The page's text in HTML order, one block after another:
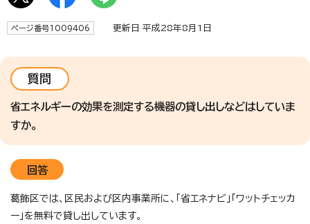
ページ番号1009406 更新日 平成28年8月1日
質問
省エネルギーの効果を測定する機器の貸し出しなどはしていま
すか。
回答
葛飾区では、区民および区内事業所に、「省エネナビ」「ワットチェッカ
ー」を無料で貸し出しています。